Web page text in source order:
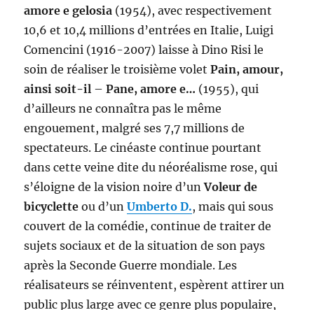
amore e gelosia (1954), avec respectivement
10,6 et 10,4 millions d’entrées en Italie, Luigi
Comencini (1916-2007) laisse à Dino Risi le
soin de réaliser le troisième voletPain, amour,
ainsi soit-il –Pane, amore e… (1955), qui
d’ailleurs ne connaîtra pas le même
engouement, malgré ses 7,7 millions de
spectateurs. Le cinéaste continue pourtant
dans cette veine dite du néoréalisme rose, qui
s’éloigne de la vision noire d’unVoleur de
bicyclette ou d’unUmberto D., mais qui sous
couvert de la comédie, continue de traiter de
sujets sociaux et de la situation de son pays
après la Seconde Guerre mondiale. Les
réalisateurs se réinventent, espèrent attirer un
public plus large avec ce genre plus populaire,